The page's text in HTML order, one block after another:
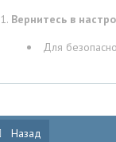
Вернитесь в
Для
Назад